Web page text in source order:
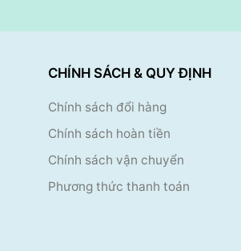
CHÍNH SÁCH & QUY ĐỊNH
Chính sách đổi hàng
Chính sách hoàn tiền
Chính sách vận chuyển
Phương thức thanh toán